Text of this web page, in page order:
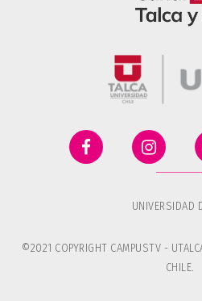
UNIVERSIDAD
©2021 COPYRIGHT CAMPUSTV -
CHILE.